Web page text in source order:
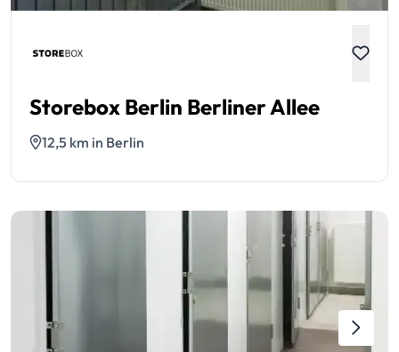
Storebox Berlin Berliner Allee
12,5 km in Berlin